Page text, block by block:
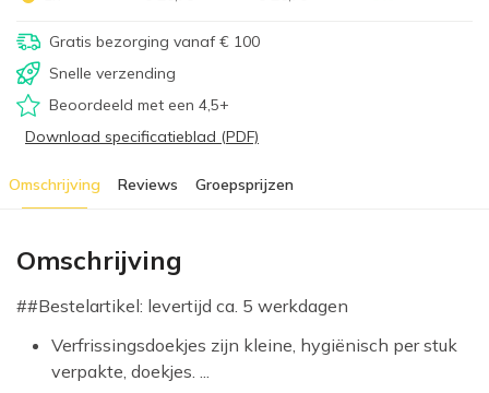
Gratis bezorging vanaf € 100
Snelle verzending
Beoordeeld met een 4,5+
Download specificatieblad (PDF)
Omschrijving Reviews Groepsprijzen
Omschrijving
##Bestelartikel: levertijd ca. 5 werkdagen
Verfrissingsdoekjes zijn kleine, hygiënisch per stuk
verpakte, doekjes. ...